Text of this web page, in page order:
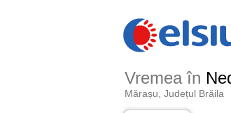
Vremea în
Mărașu, Județul Brăila